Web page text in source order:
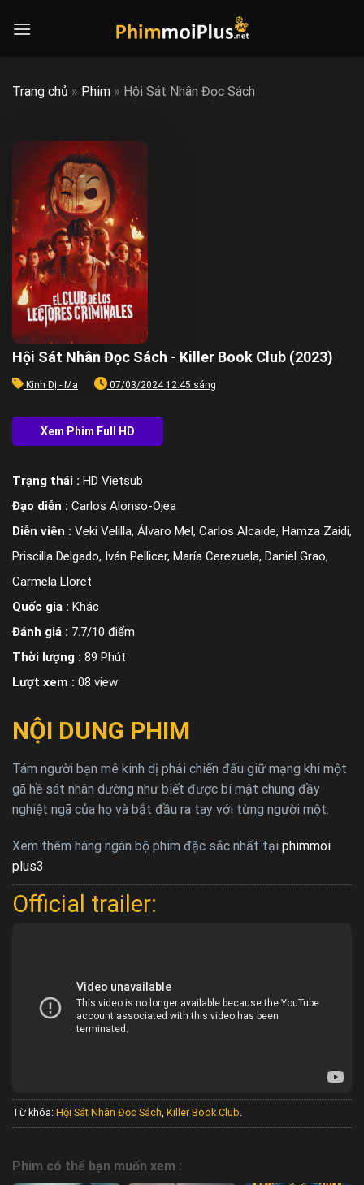
Trang chủ » Phim » Hội Sát Nhân Đọc Sách
Hội Sát Nhân Đọc Sách - Killer Book Club (2023)
Kinh Dị - Ma 07/03/2024 12:45 sáng
Trạng thái : HD Vietsub
Đạo diễn : Carlos Alonso-Ojea
Diễn viên : Veki Velilla, Álvaro Mel, Carlos Alcaide, Hamza Zaidi,
Priscilla Delgado, Iván Pellicer, María Cerezuela, Daniel Grao,
Carmela Lloret
Quốc gia : Khác
Đánh giá : 7.7/10 điểm
Thời lượng : 89 Phút
Lượt xem : 08 view
NỘI DUNG PHIM
Tám người bạn mê kinh dị phải chiến đấu giữ mạng khi một
gã hề sát nhân dường như biết được bí mật chung đầy
nghiệt ngã của họ và bắt đầu ra tay với từng người một.
Xem thêm hàng ngàn bộ phim đặc sắc nhất tại phimmoi
plus3
Official trailer:
Từ khóa: Hội Sát Nhân Đọc Sách, Killer Book Club.
Phim có thể bạn muốn xem :